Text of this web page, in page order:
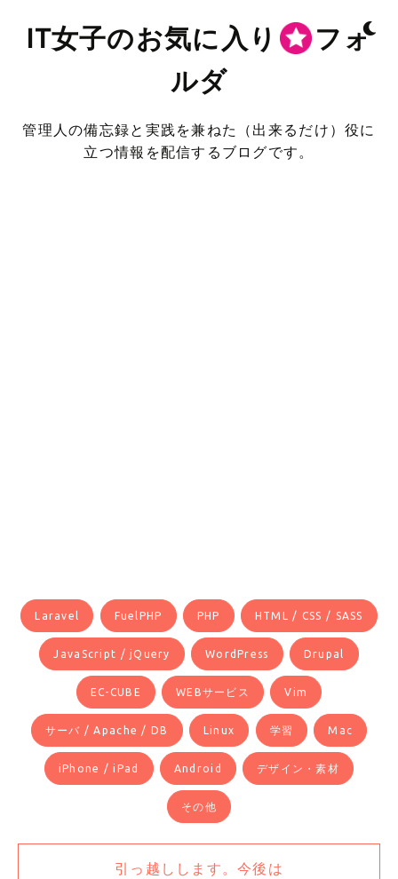
IT女子のお気に入り
フォ
ルダ
管理人の備忘録と実践を兼ねた（出来るだけ）役に
立つ情報を配信するブログです。
Laravel FuelPHP PHP HTML / CSS / SASS
JavaScript / jQuery WordPress Drupal
EC-CUBE WEBサービス Vim
サーバ / Apache / DB Linux 学習 Mac
iPhone / iPad Android デザイン・素材
その他
引っ越しします。今後は